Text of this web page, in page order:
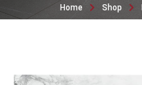
Home Shop